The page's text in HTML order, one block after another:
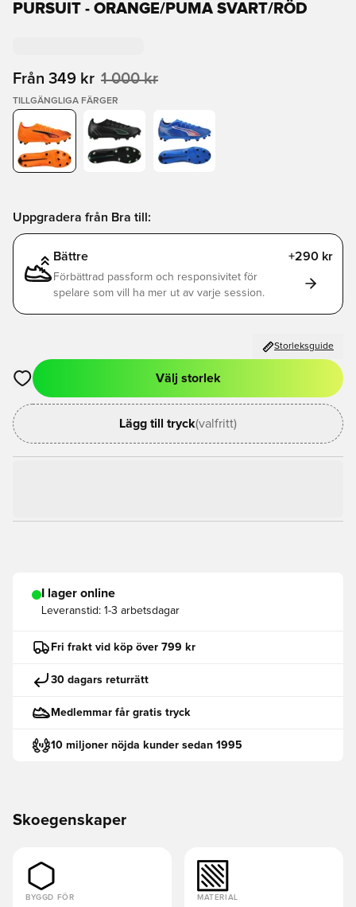
PURSUIT - ORANGE/PUMA SVART/RÖD
Från 349 kr 1 000 kr
TILLGÄNGLIGA FÄRGER
Uppgradera från Bra till:
Bättre +290 kr
Förbättrad passform och responsivitet för
spelare som vill ha mer ut av varje session.
Storleksguide
Öppnar en Modal för att logga in eller registrera dig som
Välj storlek
Lägg till tryck(valfritt)
I lager online
Leveranstid: 1-3 arbetsdagar
Fri frakt vid köp över 799 kr
30 dagars returrätt
Medlemmar får gratis tryck
10 miljoner nöjda kunder sedan 1995
Skoegenskaper
BYGGD FÖR MATERIAL